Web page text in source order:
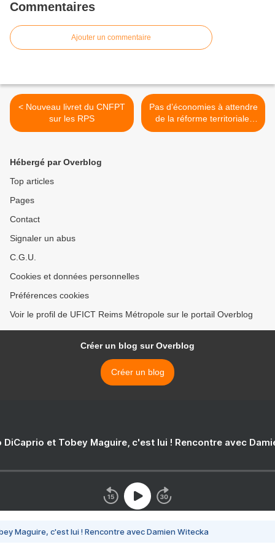
Commentaires
Ajouter un commentaire
< Nouveau livret du CNFPT
sur les RPS
Pas d’économies à attendre
de la réforme territoriale,
selon Standard & Poor’s >
Hébergé par Overblog
Top articles
Pages
Contact
Signaler un abus
C.G.U.
Cookies et données personnelles
Préférences cookies
Voir le profil de UFICT Reims Métropole sur le portail Overblog
Créer un blog sur Overblog
Créer un blog
DiCaprio et Tobey Maguire, c'est lui ! Rencontre avec
Maguire, c'est lui ! Rencontre avec Damien Witecka